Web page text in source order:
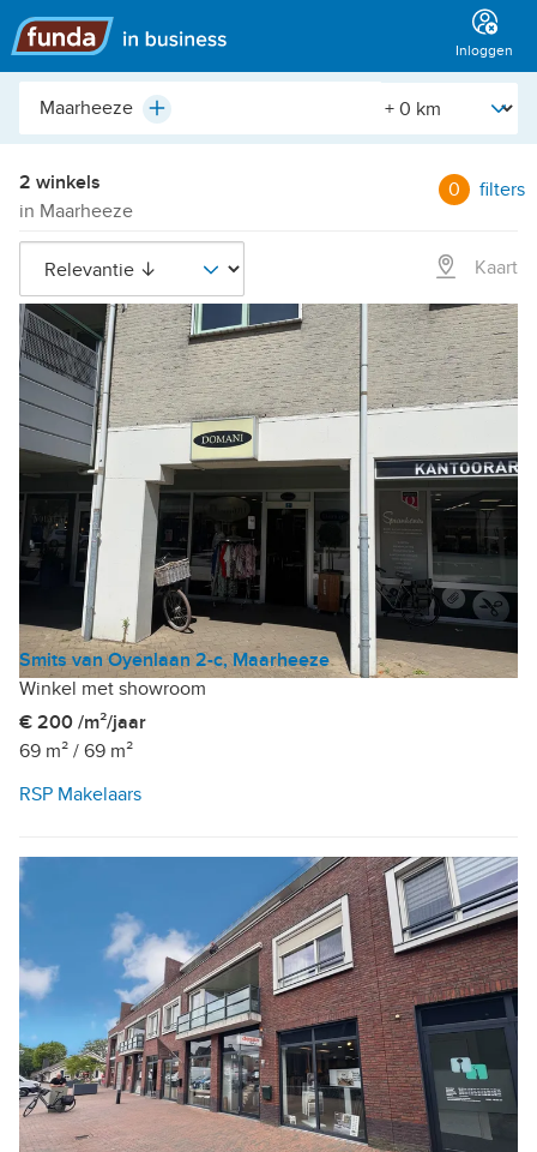
Hoofdmenu
Inloggen
Plaats,
etc.
Plus [Straal]
2 winkels
in Maarheeze
0 filters
Kaart
Smits van Oyenlaan 2-c, Maarheeze
Winkel met showroom
€ 200 /m²/jaar
69 m² / 69 m²
RSP Makelaars